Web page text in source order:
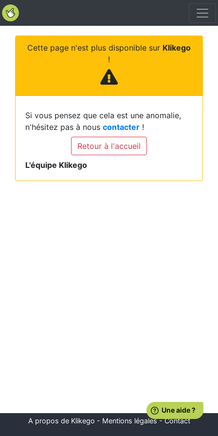
Cette page n'est plus disponible sur Klikego
!
Si vous pensez que cela est une anomalie,
n'hésitez pas à nous contacter !
Retour à l'accueil
L'équipe Klikego
A propos de Klikego - Mentions légales-Contact